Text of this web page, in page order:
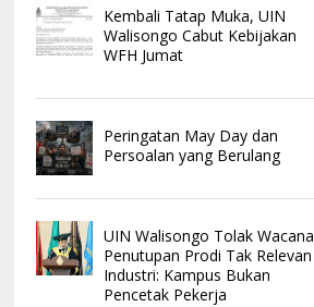
Kembali Tatap Muka, UIN
Walisongo Cabut Kebijakan
WFH Jumat
Peringatan May Day dan
Persoalan yang Berulang
UIN Walisongo Tolak Wacana
Penutupan Prodi Tak Relevan
Industri: Kampus Bukan
Pencetak Pekerja